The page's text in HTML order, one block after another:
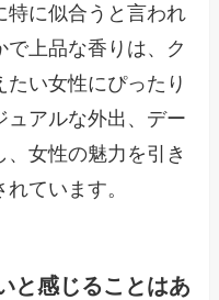
特に似合うと言われ
上品な香りは、ク
い女性にぴったり
ュアルな外出、デー
、女性の魅力を引き
ています。
と感じることはあ